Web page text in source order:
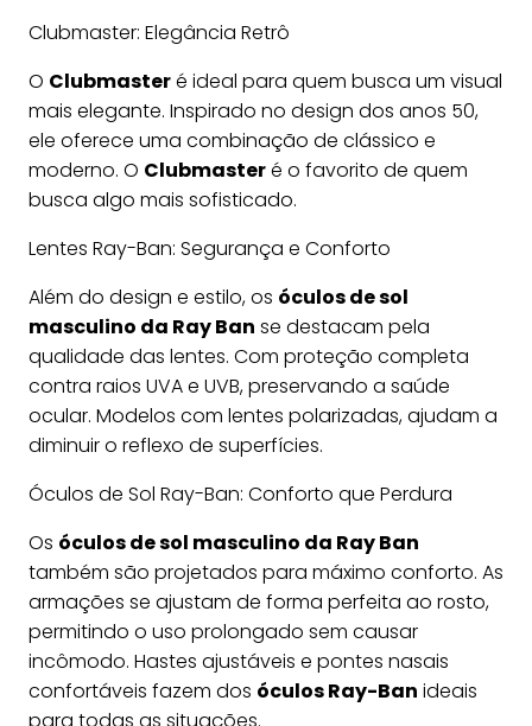
Clubmaster: Elegância Retrô
O Clubmasteré ideal para quem busca um visual
mais elegante. Inspirado no design dos anos 50,
ele oferece uma combinação de clássico e
moderno. O Clubmasteré o favorito de quem
busca algo mais sofisticado.
Lentes Ray-Ban: Segurança e Conforto
Além do design e estilo, os óculos de sol
masculino da Ray Ban se destacam pela
qualidade das lentes. Com proteção completa
contra raios UVA e UVB, preservando a saúde
ocular. Modelos com lentes polarizadas, ajudam a
diminuir o reflexo de superfícies.
Óculos de Sol Ray-Ban: Conforto que Perdura
Os óculos de sol masculino da Ray Ban
também são projetados para máximo conforto. As
armações se ajustam de forma perfeita ao rosto,
permitindo o uso prolongado sem causar
incômodo. Hastes ajustáveis e pontes nasais
confortáveis fazem dos óculos Ray-Ban ideais